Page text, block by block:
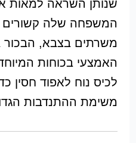
שנותן השראה למאות
המשפחה שלה קשורים
משרתים בצבא, הבכור
האמצעי בכוחות
לכיס נוח לאפוד חסין
משימת ההתנדבות